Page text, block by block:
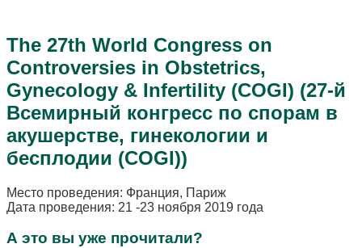
The 27th World Congress on
Controversies in Obstetrics,
Gynecology & Infertility (COGI) (27-й
Всемирный конгресс по спорам в
акушерстве, гинекологии и
бесплодии (COGI))
Место проведения: Франция, Париж
Дата проведения: 21 -23 ноября 2019 года
А это вы уже прочитали?